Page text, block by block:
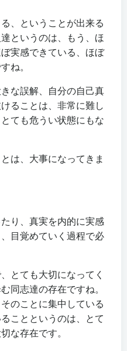
、ということが出来る
というのは、もう、ほ
実感できている、ほぼ
ね。
な誤解、自分の自己真
ることは、非常に難し
ても危うい状態にもな
は、大事になってきま
り、真実を内的に実感
目覚めていく過程で必
とても大切になってく
同志達の存在ですね。
のことに集中している
ことというのは、とて
な存在です。